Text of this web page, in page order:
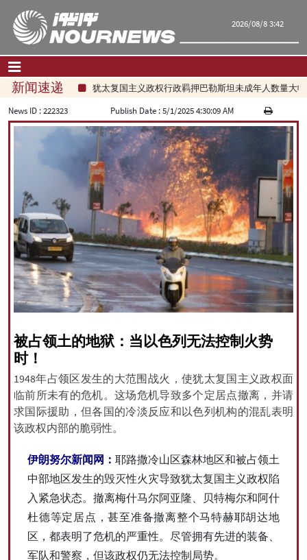
2026/08/8 3:42
首页 联系我们|关于我们
要闻
经济
文化.社会
世界
旅游
|فارسی |English|العربیه|
|עברית|русский|中文|
All rights reserved for NourNews
Copyright © 2021 www.nournews.ir
新闻速递
犹太复国主义政权行政羁押巴勒斯坦未成年人数量大幅增
News ID :222323 Publish Date :5/1/2025 4:30:09 AM
被占领土的地狱：当以色列无法控制火势
时！
1948年占领区发生的大范围战火，使犹太复国主义政权面
临前所未有的危机。这场危机导致多个定居点撤离，并请
求国际援助，但各国的冷淡反应和以色列机构的混乱表明
该政权内部的脆弱性。
伊朗努尔新闻网： 耶路撒冷山区森林地区和被占领土
中部地区发生的毁灭性火灾导致犹太复国主义政权陷
入紧急状态。撤离梅什马尔阿亚隆、贝特梅尔和阿什
杜德等定居点，甚至准备撤离整个马特赫耶胡达地
区，都表明了危机的严重性。尽管拥有先进的装备、
军队和警察，但该政权仍无法控制局势。